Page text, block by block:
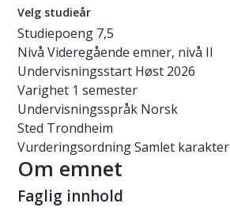
Velg studieår
Studiepoeng 7,5
Nivå Videregående emner, nivå II
Undervisningsstart Høst 2026
Varighet 1 semester
Undervisningsspråk Norsk
Sted Trondheim
VurderingsordningSamlet karakter
Om emnet
Faglig innhold